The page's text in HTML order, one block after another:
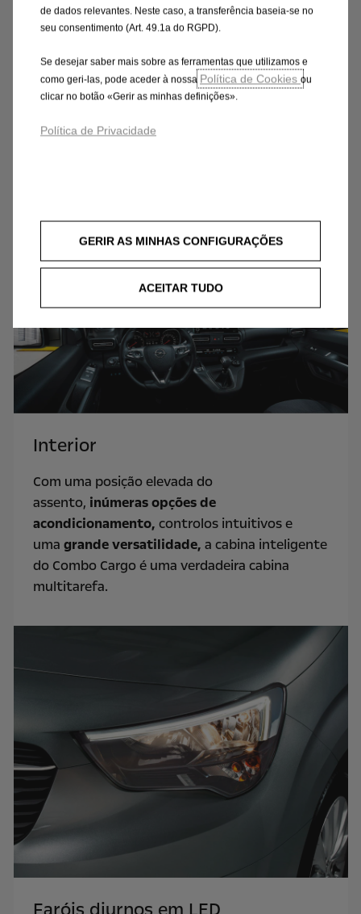
Exterior
Um verdadeiro design Opel, o Combo Cargo é
um perfeito representante do teu negócio.
Interior
Com uma posição elevada do
assento, inúmeras opções de
acondicionamento, controlos intuitivos e
uma grande versatilidade, a cabina inteligente
do Combo Cargo é uma verdadeira cabina
multitarefa.
de dados relevantes. Neste caso, a transferência baseia-se no
seu consentimento (Art. 49.1a do RGPD).
Se desejar saber mais sobre as ferramentas que utilizamos e
como geri-las, pode aceder à nossa Política de Cookies ou
clicar no botão «Gerir as minhas definições».
Política de Privacidade
GERIR AS MINHAS CONFIGURAÇÕES
ACEITAR TUDO